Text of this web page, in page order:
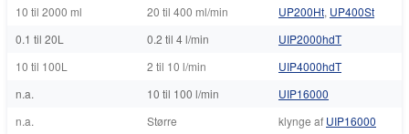
10 til 2000 ml
20 til 400 ml/min UP200Ht, UP400St
0.1 til 20L
0.2 til 4 l/min
UIP2000hdT
10 til 100L
2 til 10 l/min
UIP4000hdT
n.a.
10 til 100 l/min
UIP16000
n.a.
Større klynge af UIP16000